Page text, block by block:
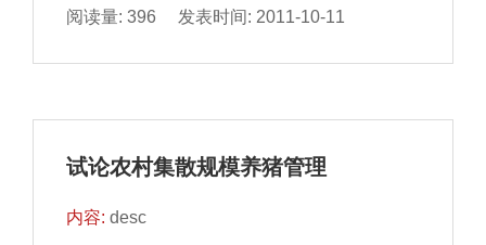
阅读量: 396 发表时间: 2011-10-11
试论农村集散规模养猪管理
内容:desc